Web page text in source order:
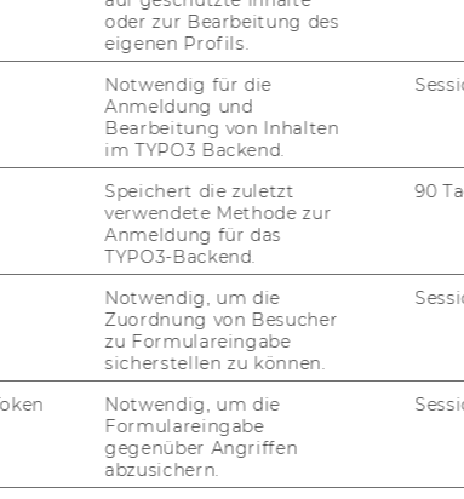
Wis­sen und Er­fah­rungbei der Um­set­
Pro­jekt
Tu­to­rin/eines Tu­tors
(Erfahrungs-​ und In­for­ma­ti­ons­aus­
und Um­set­zung des Pro­jekts
Pro­jekt­ma­nage­ment­auf­ga­ben
Tref­fen am Cam­pus
Tutor*in?
oder zur Bearbeitung des
eigenen Profils.
Notwendig für die
Anmeldung und
Bearbeitung von Inhalten
im TYPO3 Backend.
Speichert die zuletzt
verwendete Methode zur
Anmeldung für das
TYPO3-Backend.
90
Notwendig, um die
Zuordnung von Besucher
zu Formulareingabe
sicherstellen zu können.
Notwendig, um die
Formulareingabe
gegenüber Angriffen
abzusichern.